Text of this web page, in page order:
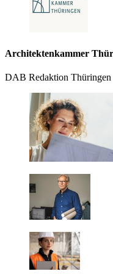
Architektenkammer
DAB Redaktion Thüringen